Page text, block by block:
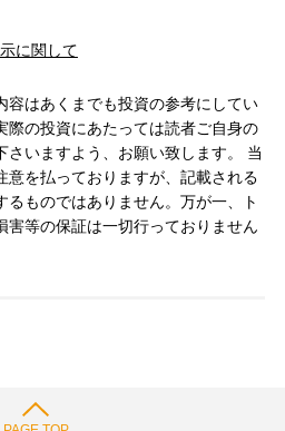
に関して
容はあくまでも投資の参考にしてい
際の投資にあたっては読者ご自身の
さいますよう、お願い致します。 当
意を払っておりますが、記載される
ものではありません。万が一、ト
害等の保証は一切行っておりません